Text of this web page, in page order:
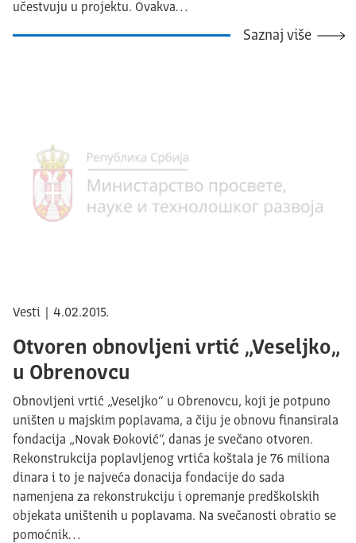
učestvuju u projektu. Ovakva…
Saznaj više
Vesti | 4.02.2015.
Otvoren obnovljeni vrtić „Veseljko„
u Obrenovcu
Obnovljeni vrtić „Veseljko“ u Obrenovcu, koji je potpuno
uništen u majskim poplavama, a čiju je obnovu finansirala
fondacija „Novak Đoković“, danas je svečano otvoren.
Rekonstrukcija poplavljenog vrtića koštala je 76 miliona
dinara i to je najveća donacija fondacije do sada
namenjena za rekonstrukciju i opremanje predškolskih
objekata uništenih u poplavama. Na svečanosti obratio se
pomoćnik…